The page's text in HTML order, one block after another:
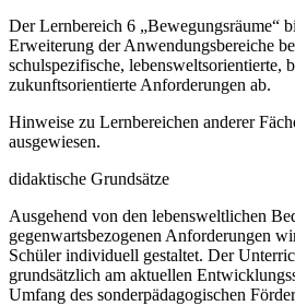
Der Lernbereich 6 „Bewegungsräume“
Erweiterung der Anwendungsbereiche
schulspezifische, lebensweltsorientierte,
zukunftsorientierte Anforderungen ab.
Hinweise zu Lernbereichen anderer
ausgewiesen.
didaktische Grundsätze
Ausgehend von den lebensweltlichen
gegenwartsbezogenen Anforderungen
Schüler individuell gestaltet. Der
grundsätzlich am aktuellen
Umfang des sonderpädagogischen